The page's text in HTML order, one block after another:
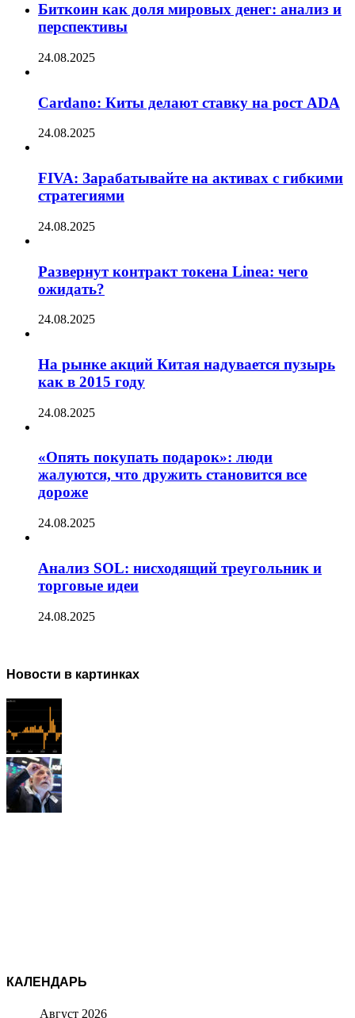
Биткоин как доля мировых денег: анализ и
перспективы
24.08.2025
Cardano: Киты делают ставку на рост ADA
24.08.2025
FIVA: Зарабатывайте на активах с гибкими
стратегиями
24.08.2025
Развернут контракт токена Linea: чего
ожидать?
24.08.2025
На рынке акций Китая надувается пузырь
как в 2015 году
24.08.2025
«Опять покупать подарок»: люди
жалуются, что дружить становится все
дороже
24.08.2025
Анализ SOL: нисходящий треугольник и
торговые идеи
24.08.2025
Новости в картинках
КАЛЕНДАРЬ
Август 2026